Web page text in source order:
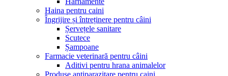
Haina pentru caini
Îngrijire și întreținere pentru câini
Șervețele sanitare
Scutece
Șampoane
Farmacie veterinară pentru câini
Aditivi pentru hrana animalelor
Produse antiparazitare pentru caini